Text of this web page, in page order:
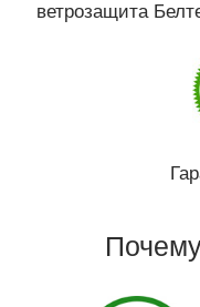
ветрозащита